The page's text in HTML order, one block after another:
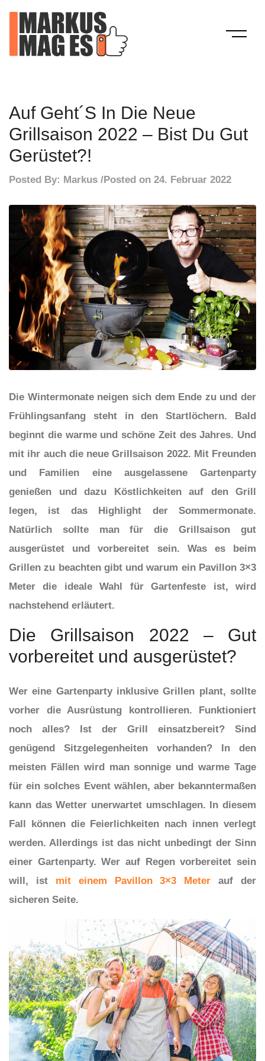
content
Auf Geht´s In Die Neue
Grillsaison 2022 – Bist Du Gut
Gerüstet?!
Posted By: Markus Posted on 24. Februar 2022
Die Wintermonate neigen sich dem Ende zu und der
Frühlingsanfang steht in den Startlöchern. Bald
beginnt die warme und schöne Zeit des Jahres. Und
mit ihr auch die neue Grillsaison 2022. Mit Freunden
und Familien eine ausgelassene Gartenparty
genießen und dazu Köstlichkeiten auf den Grill
legen, ist das Highlight der Sommermonate.
Natürlich sollte man für die Grillsaison gut
ausgerüstet und vorbereitet sein. Was es beim
Grillen zu beachten gibt und warum ein Pavillon 3×3
Meter die ideale Wahl für Gartenfeste ist, wird
nachstehend erläutert.
Die Grillsaison 2022 – Gut
vorbereitet und ausgerüstet?
Wer eine Gartenparty inklusive Grillen plant, sollte
vorher die Ausrüstung kontrollieren. Funktioniert
noch alles? Ist der Grill einsatzbereit? Sind
genügend Sitzgelegenheiten vorhanden? In den
meisten Fällen wird man sonnige und warme Tage
für ein solches Event wählen, aber bekanntermaßen
kann das Wetter unerwartet umschlagen. In diesem
Fall können die Feierlichkeiten nach innen verlegt
werden. Allerdings ist das nicht unbedingt der Sinn
einer Gartenparty. Wer auf Regen vorbereitet sein
will, ist mit einem Pavillon 3×3 Meter auf der
sicheren Seite.